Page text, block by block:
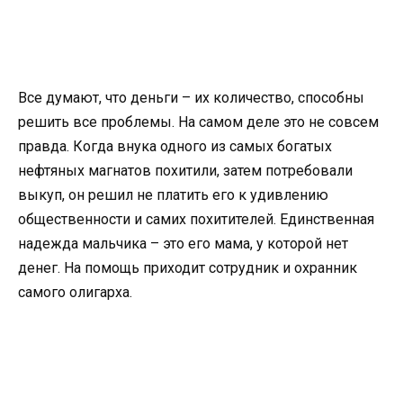
Все думают, что деньги – их количество, способны
решить все проблемы. На самом деле это не совсем
правда. Когда внука одного из самых богатых
нефтяных магнатов похитили, затем потребовали
выкуп, он решил не платить его к удивлению
общественности и самих похитителей. Единственная
надежда мальчика – это его мама, у которой нет
денег. На помощь приходит сотрудник и охранник
самого олигарха.